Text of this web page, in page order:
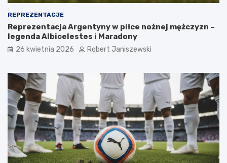
REPREZENTACJE
Reprezentacja Argentyny w piłce nożnej mężczyzn –
legenda Albicelestes i Maradony
26 kwietnia 2026 Robert Janiszewski